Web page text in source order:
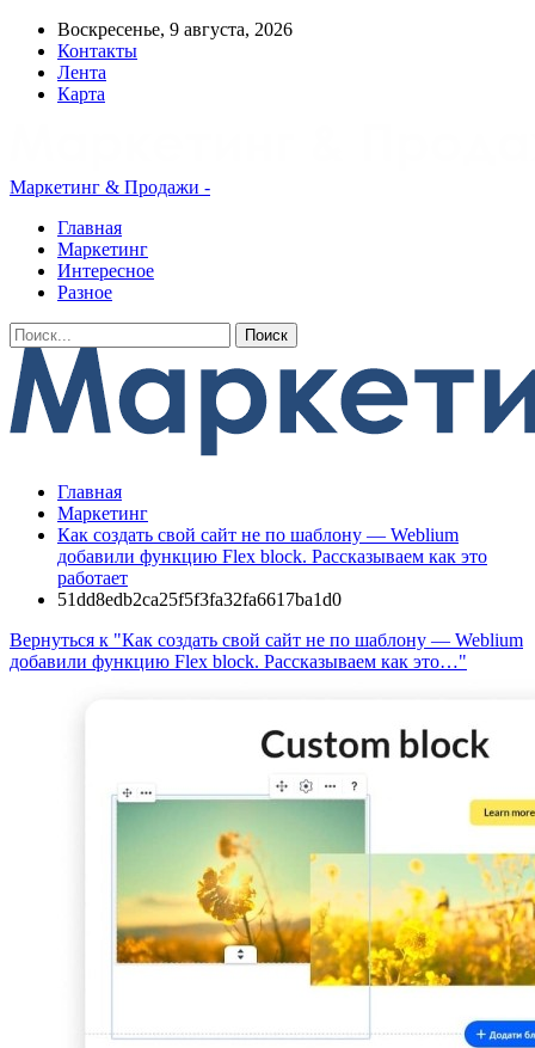
Воскресенье, 9 августа, 2026
Контакты
Лента
Карта
Маркетинг & Продажи -
Главная
Маркетинг
Интересное
Разное
Главная
Маркетинг
Как создать свой сайт не по шаблону — Weblium
добавили функцию Flex block. Рассказываем как это
работает
51dd8edb2ca25f5f3fa32fa6617ba1d0
Вернуться к "Как создать свой сайт не по шаблону — Weblium
добавили функцию Flex block. Рассказываем как это…"